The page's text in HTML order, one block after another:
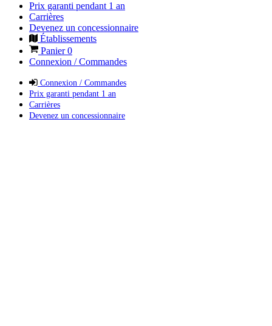
Prix garanti pendant 1 an
Carrières
Devenez un concessionnaire
Établissements
Panier0
Connexion / Commandes
Connexion / Commandes
Prix garanti pendant 1 an
Carrières
Devenez un concessionnaire